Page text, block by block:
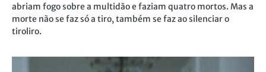
abriam fogo sobre a multidão e faziam quatro mortos. Mas a
morte não se faz só a tiro, também se faz ao silenciar o
tiroliro.